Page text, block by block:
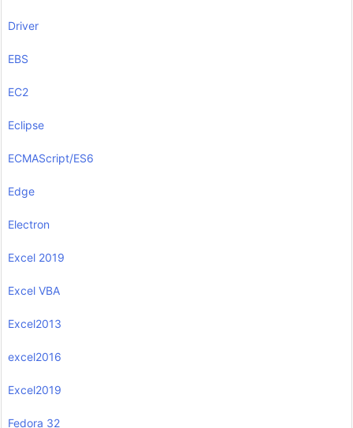
Driver
EBS
EC2
Eclipse
ECMAScript/ES6
Edge
Electron
Excel 2019
Excel VBA
Excel2013
excel2016
Excel2019
Fedora 32